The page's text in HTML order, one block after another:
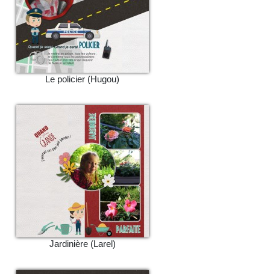
Le policier (Hugou)
Jardinière (Larel)